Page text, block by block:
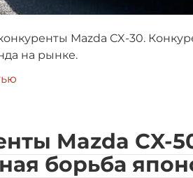
Mazda CX-30.
на рынке.
Mazda CX-
борьба